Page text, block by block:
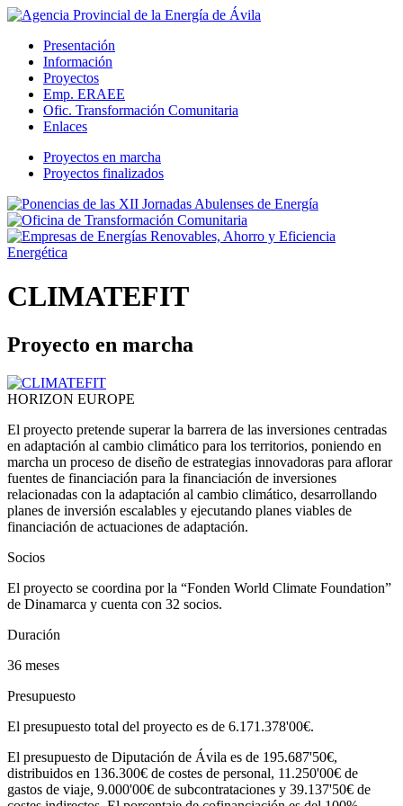
Presentación
Información
Proyectos
Emp. ERAEE
Ofic. Transformación Comunitaria
Enlaces
Proyectos en marcha
Proyectos finalizados
CLIMATEFIT
Proyecto en marcha
HORIZON EUROPE
El proyecto pretende superar la barrera de las inversiones centradas
en adaptación al cambio climático para los territorios, poniendo en
marcha un proceso de diseño de estrategias innovadoras para aflorar
fuentes de financiación para la financiación de inversiones
relacionadas con la adaptación al cambio climático, desarrollando
planes de inversión escalables y ejecutando planes viables de
financiación de actuaciones de adaptación.
Socios
El proyecto se coordina por la “Fonden World Climate Foundation”
de Dinamarca y cuenta con 32 socios.
Duración
36 meses
Presupuesto
El presupuesto total del proyecto es de 6.171.378'00€.
El presupuesto de Diputación de Ávila es de 195.687'50€,
distribuidos en 136.300€ de costes de personal, 11.250'00€ de
gastos de viaje, 9.000'00€ de subcontrataciones y 39.137'50€ de